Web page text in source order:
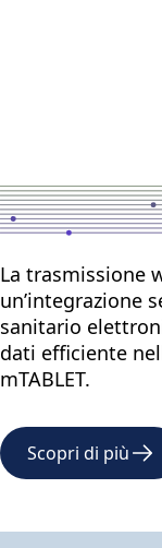
La trasmissione
un’integrazione
sanitario
dati efficiente
mTABLET.
Scopri di più